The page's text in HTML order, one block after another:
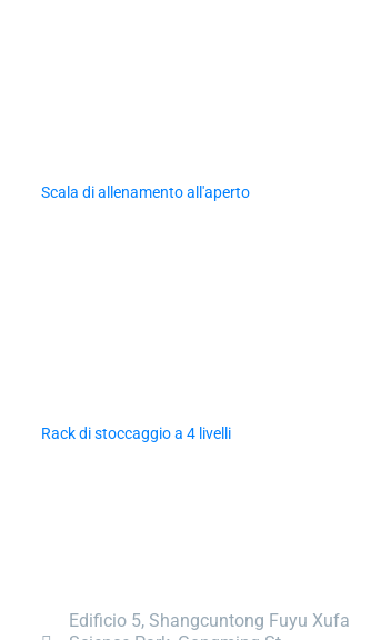
Scala di allenamento all'aperto
Rack di stoccaggio a 4 livelli
Edificio 5, Shangcuntong Fuyu Xufa